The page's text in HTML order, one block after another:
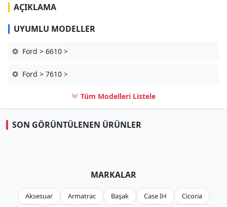
AÇIKLAMA
UYUMLU MODELLER
Ford > 6610 >
Ford > 7610 >
Tüm Modelleri Listele
SON GÖRÜNTÜLENEN ÜRÜNLER
MARKALAR
Aksesuar Armatrac Başak Case IH
Cicoria